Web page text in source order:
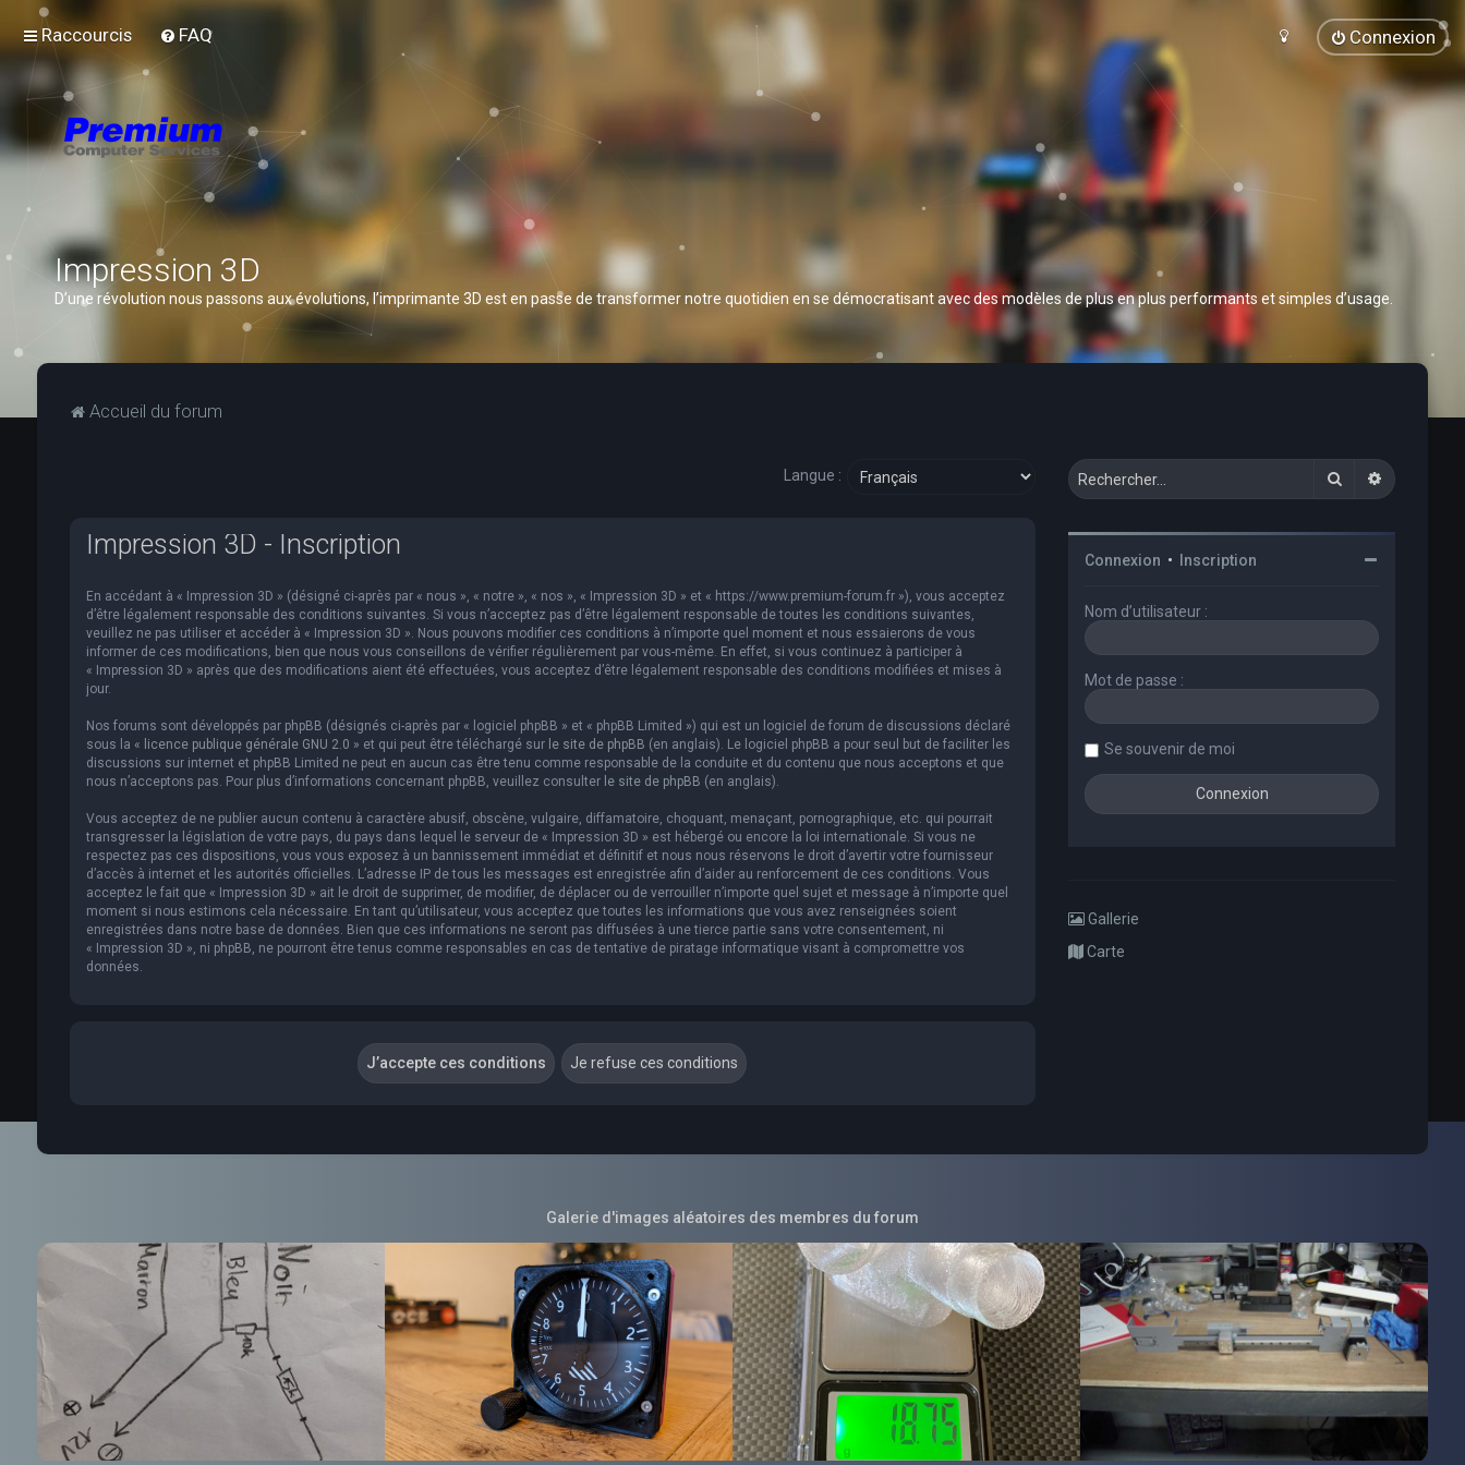
Raccourcis FAQ Connexion
Impression 3D
D’une révolution nous passons aux évolutions, l’imprimante 3D est en passe de transformer notre quotidien en se démocratisant avec des modèles de plus en plus performants et simples d’usage.
Accueil du forum
Langue :
Impression 3D - Inscription
En accédant à « Impression 3D » (désigné ci-après par « nous », « notre », « nos », « Impression 3D » et « https://www.premium-forum.fr »), vous acceptez
d’être légalement responsable des conditions suivantes. Si vous n’acceptez pas d’être légalement responsable de toutes les conditions suivantes,
veuillez ne pas utiliser et accéder à « Impression 3D ». Nous pouvons modifier ces conditions à n’importe quel moment et nous essaierons de vous
informer de ces modifications, bien que nous vous conseillons de vérifier régulièrement par vous-même. En effet, si vous continuez à participer à
« Impression 3D » après que des modifications aient été effectuées, vous acceptez d’être légalement responsable des conditions modifiées et mises à
jour.
Nos forums sont développés par phpBB (désignés ci-après par « logiciel phpBB » et « phpBB Limited ») qui est un logiciel de forum de discussions déclaré
sous la « licence publique générale GNU 2.0 » et qui peut être téléchargé sur le site de phpBB (en anglais). Le logiciel phpBB a pour seul but de faciliter les
discussions sur internet et phpBB Limited ne peut en aucun cas être tenu comme responsable de la conduite et du contenu que nous acceptons et que
nous n’acceptons pas. Pour plus d’informations concernant phpBB, veuillez consulter le site de phpBB (en anglais).
Vous acceptez de ne publier aucun contenu à caractère abusif, obscène, vulgaire, diffamatoire, choquant, menaçant, pornographique, etc. qui pourrait
transgresser la législation de votre pays, du pays dans lequel le serveur de « Impression 3D » est hébergé ou encore la loi internationale. Si vous ne
respectez pas ces dispositions, vous vous exposez à un bannissement immédiat et définitif et nous nous réservons le droit d’avertir votre fournisseur
d’accès à internet et les autorités officielles. L’adresse IP de tous les messages est enregistrée afin d’aider au renforcement de ces conditions. Vous
acceptez le fait que « Impression 3D » ait le droit de supprimer, de modifier, de déplacer ou de verrouiller n’importe quel sujet et message à n’importe quel
moment si nous estimons cela nécessaire. En tant qu’utilisateur, vous acceptez que toutes les informations que vous avez renseignées soient
enregistrées dans notre base de données. Bien que ces informations ne seront pas diffusées à une tierce partie sans votre consentement, ni
« Impression 3D », ni phpBB, ne pourront être tenus comme responsables en cas de tentative de piratage informatique visant à compromettre vos
données.
Rechercher
Connexion • Inscription
Nom d’utilisateur :
Mot de passe :
Se souvenir de moi
Gallerie
Carte
Galerie d'images aléatoires des membres du forum